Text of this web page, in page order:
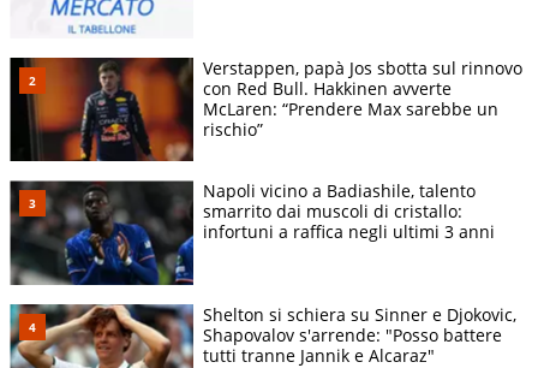
Verstappen, papà Jos sbotta sul rinnovo
con Red Bull. Hakkinen avverte
McLaren: “Prendere Max sarebbe un
rischio”
Napoli vicino a Badiashile, talento
smarrito dai muscoli di cristallo:
infortuni a raffica negli ultimi 3 anni
Shelton si schiera su Sinner e Djokovic,
Shapovalov s'arrende: "Posso battere
tutti tranne Jannik e Alcaraz"